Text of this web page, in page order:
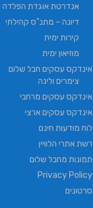
אנדרטת אוגדת הפלדה
דיונה – מתנ"ס קהילתי
קירות ימית
מוזיאון ימית
אינדקס עסקים חבל שלום
צימרים ולינה
אינדקס עסקים מרחבי
אינדקס עסקים ארצי
לוח מודעות חינם
רשת אתרי הלוויין
תמונות מחבל שלום
Privacy Policy
סרטונים